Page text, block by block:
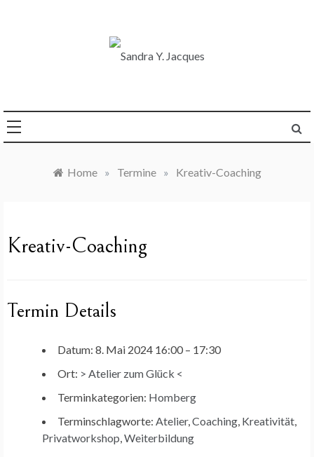
Home » Termine » Kreativ-Coaching
Kreativ-Coaching
Termin Details
Datum: 8. Mai 2024 16:00 – 17:30
Ort: > Atelier zum Glück <
Terminkategorien: Homberg
Terminschlagworte: Atelier,Coaching, Kreativität,
Privatworkshop,Weiterbildung